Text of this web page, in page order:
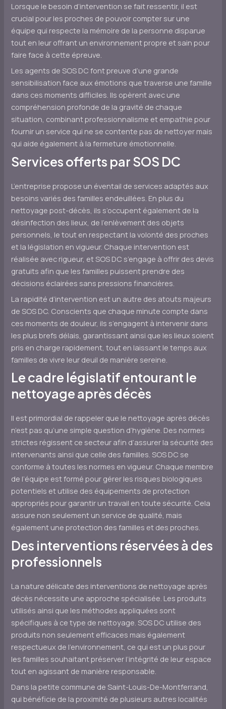
Lorsque le besoin d’intervention se fait ressentir, il est
crucial pour les proches de pouvoir compter sur une
équipe qui respecte la mémoire de la personne disparue
tout en leur offrant un environnement propre et sain pour
faire face à cette épreuve.
Les agents de SOS DC font preuve d’une grande
sensibilisation face aux émotions que traverse une famille
dans ces moments difficiles. Ils opèrent avec une
compréhension profonde de la gravité de chaque
situation, combinant professionnalisme et empathie pour
fournir un service qui ne se contente pas de nettoyer mais
qui aide également à la fermeture émotionnelle.
Services offerts par SOS DC
L’entreprise propose un éventail de services adaptés aux
besoins variés des familles endeuillées. En plus du
nettoyage post-décès, ils s’occupent également de la
désinfection des lieux, de l’enlèvement des objets
personnels, le tout en respectant la volonté des proches
et la législation en vigueur. Chaque intervention est
réalisée avec rigueur, et SOS DC s’engage à offrir des devis
gratuits afin que les familles puissent prendre des
décisions éclairées sans pressions financières.
La rapidité d’intervention est un autre des atouts majeurs
de SOS DC. Conscients que chaque minute compte dans
ces moments de douleur, ils s’engagent à intervenir dans
les plus brefs délais, garantissant ainsi que les lieux soient
pris en charge rapidement, tout en laissant le temps aux
familles de vivre leur deuil de manière sereine.
Le cadre législatif entourant le
nettoyage après décès
Il est primordial de rappeler que le nettoyage après décès
n’est pas qu’une simple question d’hygiène. Des normes
strictes régissent ce secteur afin d’assurer la sécurité des
intervenants ainsi que celle des familles. SOS DC se
conforme à toutes les normes en vigueur. Chaque membre
de l’équipe est formé pour gérer les risques biologiques
potentiels et utilise des équipements de protection
appropriés pour garantir un travail en toute sécurité. Cela
assure non seulement un service de qualité, mais
également une protection des familles et des proches.
Des interventions réservées à des
professionnels
La nature délicate des interventions de nettoyage après
décès nécessite une approche spécialisée. Les produits
utilisés ainsi que les méthodes appliquées sont
spécifiques à ce type de nettoyage. SOS DC utilise des
produits non seulement efficaces mais également
respectueux de l’environnement, ce qui est un plus pour
les familles souhaitant préserver l’intégrité de leur espace
tout en agissant de manière responsable.
Dans la petite commune de Saint-Louis-De-Montferrand,
qui bénéficie de la proximité de plusieurs autres localités